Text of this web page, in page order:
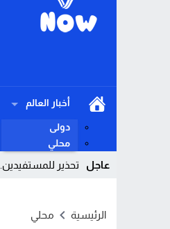
أخبار العالم
دولى
محلي
عاجل تحذير للمستفيدين..
Previousالرئيسية محلي